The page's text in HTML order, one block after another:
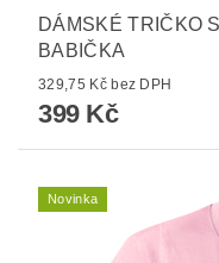
DÁMSKÉ TRIČKO
BABIČKA
329,75 Kč bez DPH
399 Kč
Novinka